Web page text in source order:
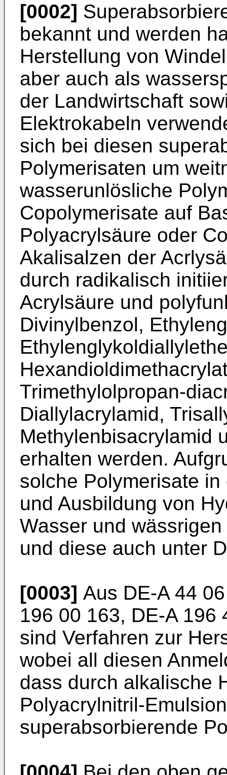
[0002]
bekannt und werden
Herstellung von
aber auch als
der Landwirtschaft
Elektrokabeln
sich bei diesen
Polymerisaten um
wasserunlösliche
Copolymerisate auf
Polyacrylsäure oder
Akalisalzen der
durch radikalisch
Acrylsäure und
Divinylbenzol,
Trimethylolpropan-
Diallylacrylamid,
Methylenbisacrylamid
erhalten werden.
solche Polymerisate
und Ausbildung von
Wasser und
und diese auch unter
[0003] Aus DE-A 44
196 00 163, DE-A 196
sind Verfahren zur
wobei all diesen
dass durch alkalische
Polyacrylnitril-
superabsorbierende